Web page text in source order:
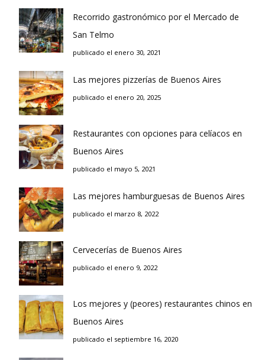
Recorrido gastronómico por el Mercado de
San Telmo
publicado el enero 30, 2021
Las mejores pizzerías de Buenos Aires
publicado el enero 20, 2025
Restaurantes con opciones para celíacos en
Buenos Aires
publicado el mayo 5, 2021
Las mejores hamburguesas de Buenos Aires
publicado el marzo 8, 2022
Cervecerías de Buenos Aires
publicado el enero 9, 2022
Los mejores y (peores) restaurantes chinos en
Buenos Aires
publicado el septiembre 16, 2020